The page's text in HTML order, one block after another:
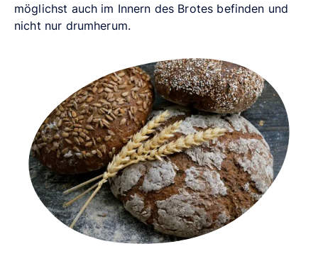
möglichst auch im Innern des Brotes befinden und
nicht nur drumherum.